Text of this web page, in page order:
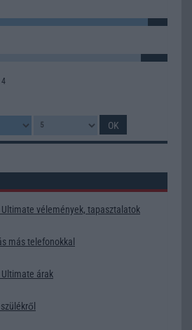
4
vélemények, tapasztalatok
más telefonokkal
árak